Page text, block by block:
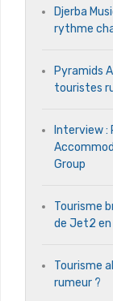
Djerba
rythme
Pyramids
touristes
Interview :
Group
Tourisme
de Jet2
Tourisme
rumeur ?